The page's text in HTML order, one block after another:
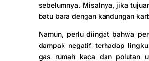
sebelumnya. Misalnya, jika
batu bara dengan kandungan
Namun, perlu diingat bahwa
dampak negatif terhadap
gas rumah kaca dan polutan